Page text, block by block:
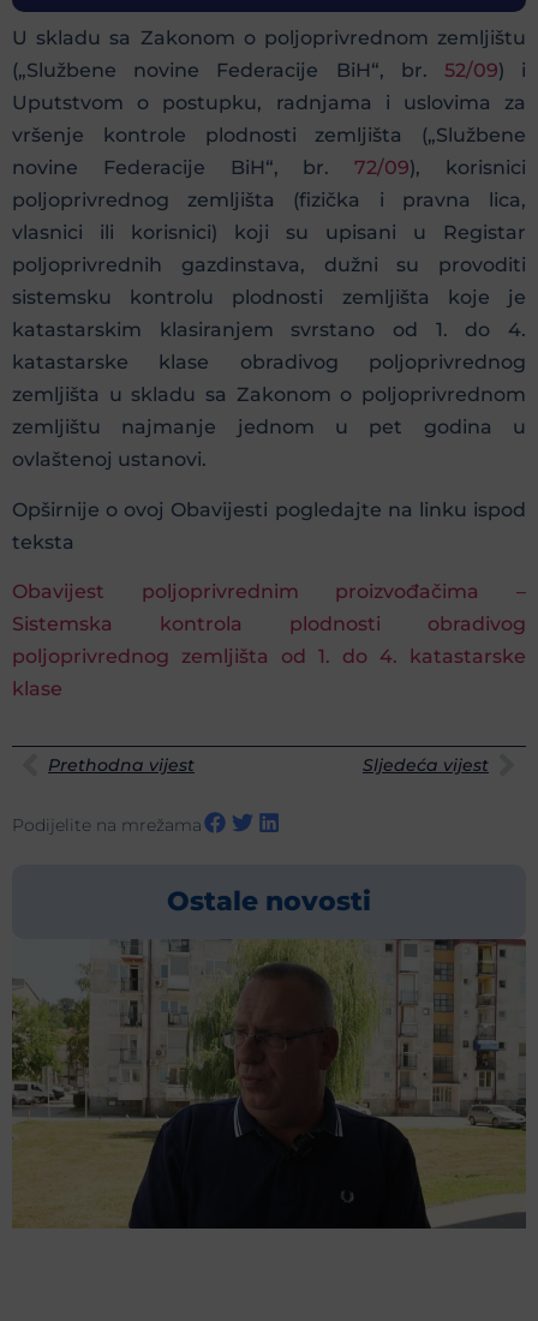
U skladu sa Zakonom o poljoprivrednom zemljištu
(„Službene novine Federacije BiH“, br. 52/09) i
Uputstvom o postupku, radnjama i uslovima za
vršenje kontrole plodnosti zemljišta („Službene
novine Federacije BiH“, br.72/09), korisnici
poljoprivrednog zemljišta (fizička i pravna lica,
vlasnici ili korisnici) koji su upisani u Registar
poljoprivrednih gazdinstava, dužni su provoditi
sistemsku kontrolu plodnosti zemljišta koje je
katastarskim klasiranjem svrstano od 1. do 4.
katastarske klase obradivog poljoprivrednog
zemljišta u skladu sa Zakonom o poljoprivrednom
zemljištu najmanje jednom u pet godina u
ovlaštenoj ustanovi.
Opširnije o ovoj Obavijesti pogledajte na linku ispod
teksta
Obavijest poljoprivrednim proizvođačima –
Sistemska kontrola plodnosti obradivog
poljoprivrednog zemljišta od 1. do 4. katastarske
klase
Prethodna vijest Sljedeća vijest
Podijelite na mrežama
Ostale novosti